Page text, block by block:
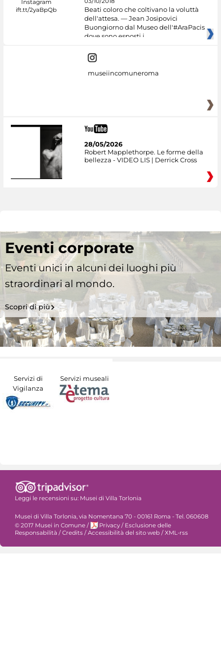
Beati coloro che coltivano la voluttà
dell'attesa. — Jean Josipovici
Buongiorno dal Museo dell'#AraPacis
dove sono esposti i
museiincomuneroma
28/05/2026
Robert Mapplethorpe. Le forme della
bellezza - VIDEO LIS | Derrick Cross
Eventi corporate
Eventi unici in alcuni dei luoghi più
straordinari al mondo.
Scopri di più
Servizi di
Vigilanza
Servizi museali
Leggi le recensioni su: Musei di Villa Torlonia
Musei di Villa Torlonia, via Nomentana 70 - 00161 Roma - Tel. 060608
© 2017 Musei in Comune / Privacy / Esclusione delle
Responsabilità /Credits /Accessibilità del sito web /XML-rss